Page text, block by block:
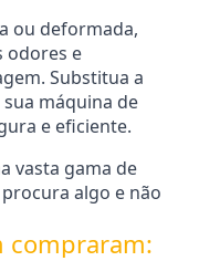
ou deformada,
odores e
Substitua a
máquina de
e eficiente.
vasta gama de
algo e não
compraram: